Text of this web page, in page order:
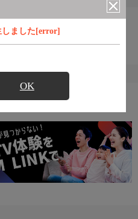
しました[error]
OK